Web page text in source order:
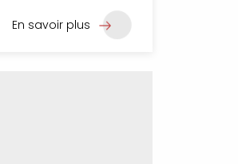
En savoir plus